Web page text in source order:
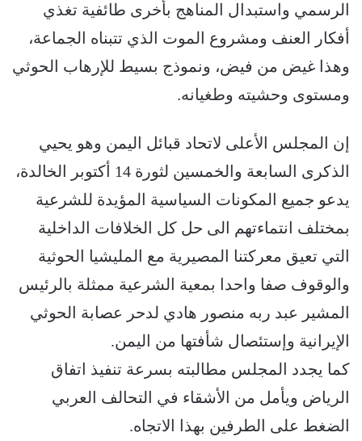
الرسمي واستبدال المناهج بأخرى طائفية تغذي
أفكار العنف ومشروع الموت الذي تتبناه الجماعة،
وهذا غيض من فيض، ونموذج بسيط للإرهاب الحوثي
ومستوى وحشيته وطغيانه.
إن المجلس الأعلى لاتحاد قبائل اليمن وهو يحيي
الذكرى السابعة والخمسين لثورة 14 أكتوبر الخالدة،
يدعو جميع المكونات السياسية المؤيدة للشرعية
بمختلف انتماءتهم الى حل كل الخلافات الداخلية
التي تعيق معركتنا المصيرية مع المليشيا الحوثية
والوقوف صفا واحدا بمعية الشرعية ممثلة بالرئيس
المشير عبد ربه منصور هادي لدحر عصابة الحوثي
الإيرانية وإستئصال شأفتها من اليمن.
كما يجدد المجلس مطالبته بسرعة تنفيذ اتفاق
الرياض ويأمل من الأشقاء في التحالف العربي
الضغط على الطرفين بهذا الاتجاه.